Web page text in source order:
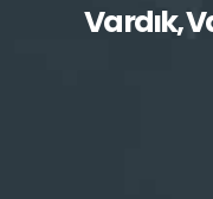
Vardık,